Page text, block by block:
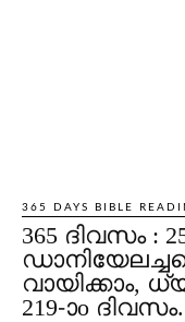
365 DAYS BIBLE
365 ദിവസം :
വായിക്കാം,
219-ാo ദിവസം.